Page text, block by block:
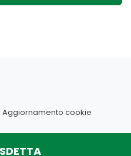
Aggiornamento cookie